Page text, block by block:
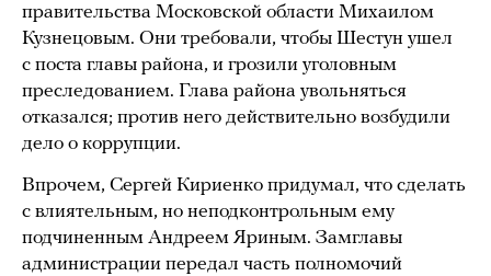
правительства Московской области Михаилом
Кузнецовым. Они требовали, чтобы Шестун ушел
с поста главы района, и грозили уголовным
преследованием. Глава района увольняться
отказался; против него действительно возбудили
дело о коррупции.
Впрочем, Сергей Кириенко придумал, что сделать
с влиятельным, но неподконтрольным ему
подчиненным Андреем Яриным. Замглавы
администрации передал часть полномочий